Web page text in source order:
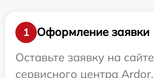
1
Оформление заявки
Оставьте заявку на сайте
сервисного центра Ardor.